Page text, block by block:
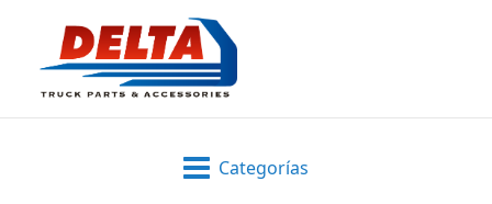
Categorías